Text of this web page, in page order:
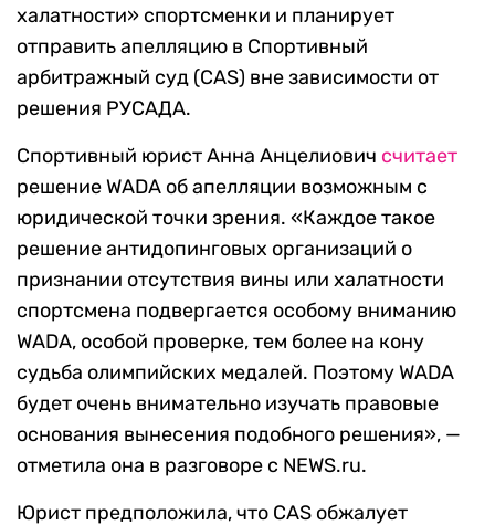
халатности» спортсменки и планирует
отправить апелляцию в Спортивный
арбитражный суд (CAS) вне зависимости от
решения РУСАДА.
Спортивный юрист Анна Анцелиович считает
решение WADA об апелляции возможным с
юридической точки зрения. «Каждое такое
решение антидопинговых организаций о
признании отсутствия вины или халатности
спортсмена подвергается особому вниманию
WADA, особой проверке, тем более на кону
судьба олимпийских медалей. Поэтому WADA
будет очень внимательно изучать правовые
основания вынесения подобного решения», —
отметила она в разговоре с NEWS.ru.
Юрист предположила, что CAS обжалует